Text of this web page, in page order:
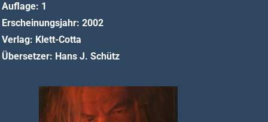
Auflage: 1
Erscheinungsjahr: 2002
Verlag: Klett-Cotta
Übersetzer: Hans J. Schütz